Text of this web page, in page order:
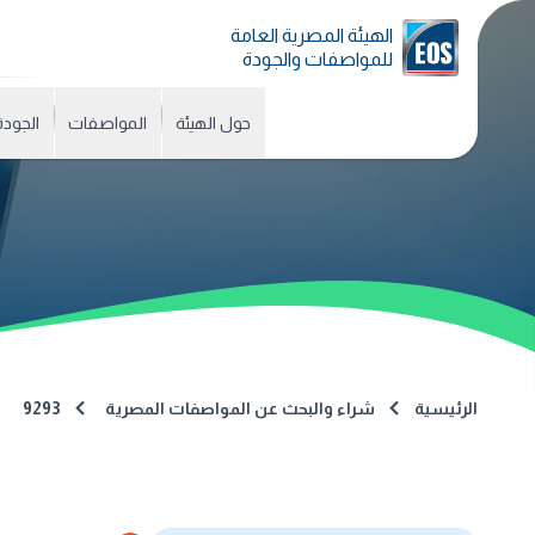
الهيئة المصرية العامة
للمواصفات والجودة
حول الهيئة المواصفات
الرئيسية شراء والبحث عن المواصفات المصرية 9293